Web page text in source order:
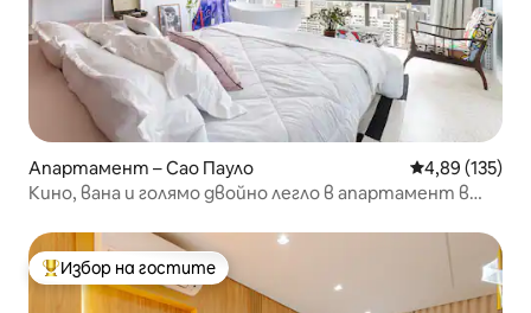
Апартамент – Сао Пауло Средна
4,89 (135)
Кино, вана и голямо двойно легло в апартамент в
Най-популярен избор на гостите
Избор на гостите